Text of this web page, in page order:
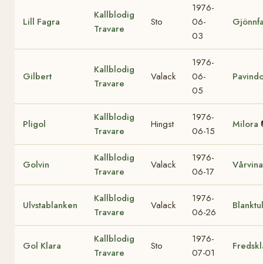
Lill Fagra
Kallblodig
Travare
Sto
1976-
06-
03
Gilbert
Kallblodig
Travare
Valack
1976-
06-
05
Pligol
Kallblodig
Travare
Hingst
1976-
06-15
Milora
Golvin
Kallblodig
Travare
Valack
1976-
06-17
Vårvina
Ulvstablanken
Kallblodig
Travare
Valack
1976-
06-26
Gol Klara
Kallblodig
Travare
Sto
1976-
07-01